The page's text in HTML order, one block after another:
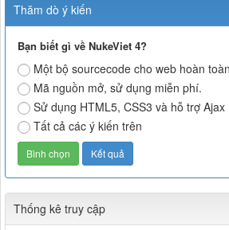
Thăm dò ý kiến
Bạn biết gì về NukeViet 4?
Một bộ sourcecode cho web hoàn
Mã nguồn mở, sử dụng miễn phí.
Sử dụng HTML5, CSS3 và hỗ trợ Ajax
Tất cả các ý kiến trên
Thống kê truy cập